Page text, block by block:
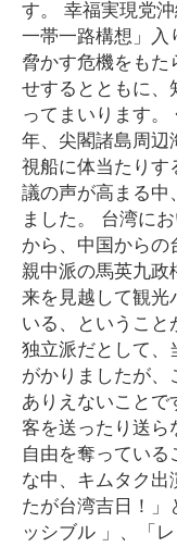
す。 幸福実現党
一帯一路構想」
脅かす危機をも
せするとともに
ってまいります
年、尖閣諸島周辺
視船に体当たり
議の声が高まる中
ました。 台湾に
から、中国からの
親中派の馬英九
来を見越して観光
いる、というこ
独立派だとして、
がかりましたが
ありえないこと
客を送ったり送
自由を奪ってい
な中、キムタク出
たが台湾吉日！
ッシブル 」、「